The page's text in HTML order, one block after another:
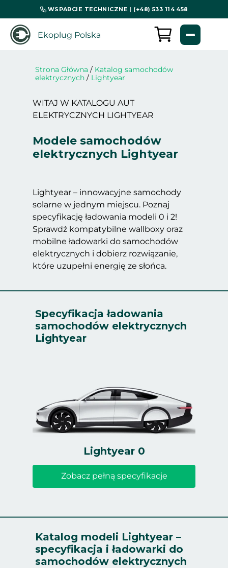
WSPARCIE TECHNICZNE | (+48) 533 114 458
Ekoplug Polska
Lightyear 0
Zobacz pełną specyfikacje
Specyfikacja ładowania
samochodów elektrycznych
Lightyear
Strona Główna / Katalog samochodów
elektrycznych / Lightyear
WITAJ W KATALOGU AUT
ELEKTRYCZNYCH LIGHTYEAR
Modele samochodów
elektrycznych Lightyear
Lightyear – innowacyjne samochody
solarne w jednym miejscu. Poznaj
specyfikację ładowania modeli 0 i 2!
Sprawdź kompatybilne wallboxy oraz
mobilne ładowarki do samochodów
elektrycznych i dobierz rozwiązanie,
które uzupełni energię ze słońca.
Katalog modeli Lightyear –
specyfikacja i ładowarki do
samochodów elektrycznych